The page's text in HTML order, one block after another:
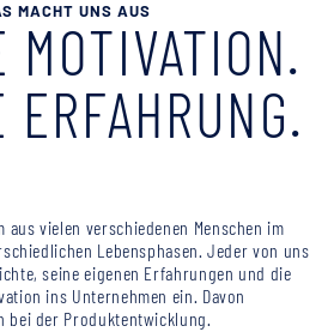
MACHT UNS AUS
MOTIVATION.
ERFAHRUNG.
aus vielen verschiedenen Menschen im
Lebensphasen. Jeder von uns
seine eigenen Erfahrungen und die
ins Unternehmen ein. Davon
bei der Produktentwicklung.